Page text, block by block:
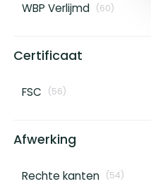
WBP Verlijmd (60)
Certificaat
FSC (56)
Afwerking
Rechte kanten (54)